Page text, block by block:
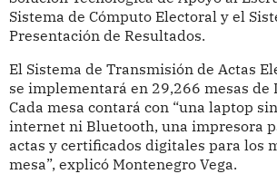
Sistema de Cómputo Electoral y el
Presentación de Resultados.
El Sistema de Transmisión de Actas
se implementará en 29,266 mesas de
Cada mesa contará con “una laptop
internet ni Bluetooth, una impresora
actas y certificados digitales para los
mesa”, explicó Montenegro Vega.